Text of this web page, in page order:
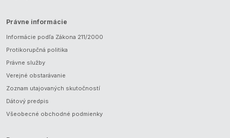
Právne informácie
Informácie podľa Zákona 211/2000
Protikorupčná politika
Právne služby
Verejné obstarávanie
Zoznam utajovaných skutočností
Dátový predpis
Všeobecné obchodné podmienky